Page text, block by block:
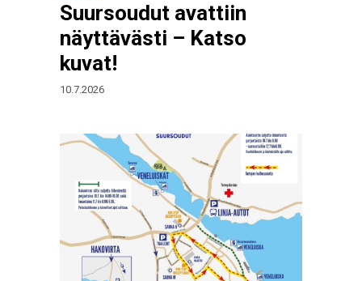
Suursoudut avattiin
näyttävästi – Katso
kuvat!
10.7.2026